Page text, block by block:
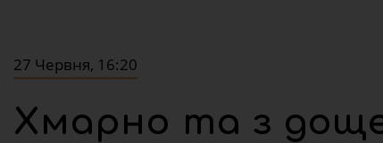
27 Червня, 16:20
Хмарно та з